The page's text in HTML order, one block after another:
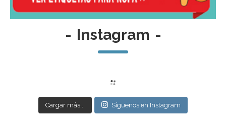
- Instagram -
Cargar más... Síguenos en Instagram